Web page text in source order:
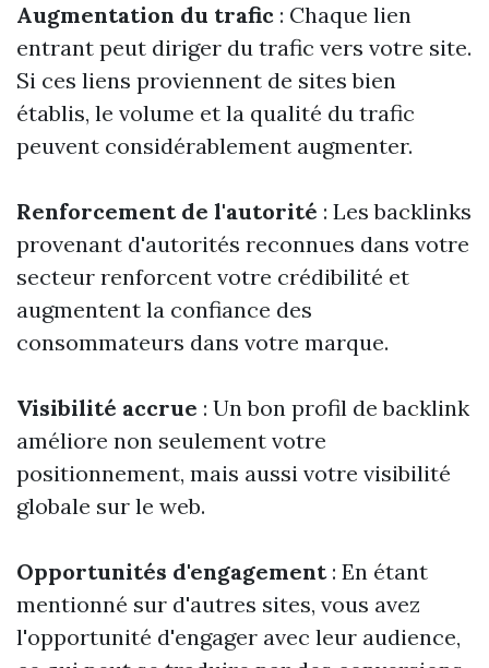
Augmentation du trafic : Chaque lien
entrant peut diriger du trafic vers votre site.
Si ces liens proviennent de sites bien
établis, le volume et la qualité du trafic
peuvent considérablement augmenter.
Renforcement de l'autorité : Les backlinks
provenant d'autorités reconnues dans votre
secteur renforcent votre crédibilité et
augmentent la confiance des
consommateurs dans votre marque.
Visibilité accrue : Un bon profil de backlink
améliore non seulement votre
positionnement, mais aussi votre visibilité
globale sur le web.
Opportunités d'engagement: En étant
mentionné sur d'autres sites, vous avez
l'opportunité d'engager avec leur audience,